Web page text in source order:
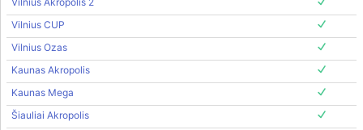
Vilnius CUP
Vilnius Ozas
Kaunas Akropolis
Kaunas Mega
Šiauliai Akropolis